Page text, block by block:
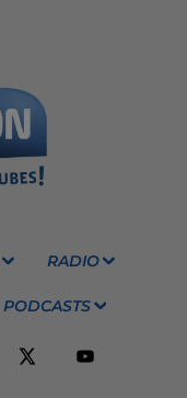
RADIO
PODCASTS